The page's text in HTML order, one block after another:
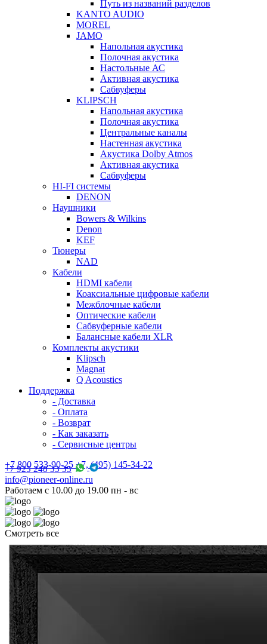
Путь из названий разделов
KANTO AUDIO
MOREL
JAMO
Напольная акустика
Полочная акустика
Настольные АС
Активная акустика
Сабвуферы
KLIPSCH
Напольная акустика
Полочная акустика
Центральные каналы
Настенная акустика
Акустика Dolby Atmos
Активная акустика
Сабвуферы
HI-FI системы
DENON
Наушники
Bowers & Wilkins
Denon
KEF
Тюнеры
NAD
Кабели
HDMI кабели
Коаксиальные цифровые кабели
Межблочные кабели
Оптические кабели
Сабвуферные кабели
Балансные кабели XLR
Комплекты акустики
Klipsch
Magnat
Q Acoustics
Поддержка
- Доставка
- Оплата
- Возврат
- Как заказать
- Сервисные центры
+7 800 533-90-25 +7, (495) 145-34-22
+7 925 248 33 35
info@pioneer-online.ru
Работаем с 10.00 до 19.00 пн - вс
Смотреть все